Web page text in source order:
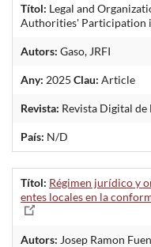
Títol: Legal and
Authorities' Participation
Autors: Gaso, JRFI
Any: 2025 Clau: Article
Revista: Revista Digital
País: N/D
Títol: Régimen jurídico y
entes locales en la
Autors: Josep Ramon